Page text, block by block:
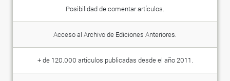
Posibilidad de comentar artículos.
Acceso al Archivo de Ediciones Anteriores.
+ de 120.000 artículos publicadas desde el año 2011.